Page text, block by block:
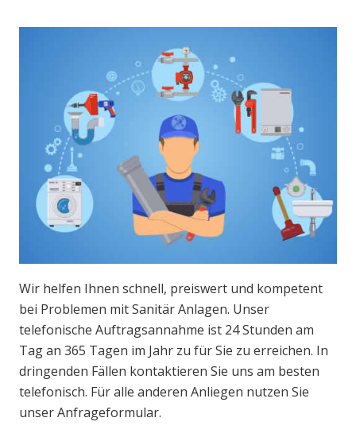
Wir helfen Ihnen schnell, preiswert und kompetent
bei Problemen mit Sanitär Anlagen. Unser
telefonische Auftragsannahme ist 24 Stunden am
Tag an 365 Tagen im Jahr zu für Sie zu erreichen. In
dringenden Fällen kontaktieren Sie uns am besten
telefonisch. Für alle anderen Anliegen nutzen Sie
unser Anfrageformular.